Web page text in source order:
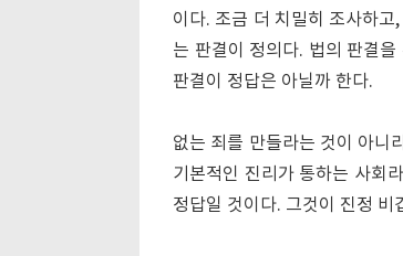
이다. 조금 더 치밀히 조사하
는 판결이 정의다. 법의 판결
판결이 정답은 아닐까 한다.
없는 죄를 만들라는 것이 아니
기본적인 진리가 통하는 사회
정답일 것이다. 그것이 진정 비